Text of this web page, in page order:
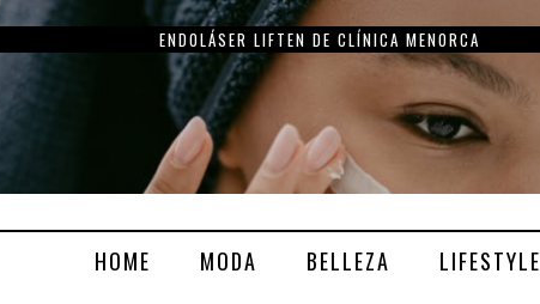
ENDOLÁSER LIFTEN DE CLÍNICA MENORCA
HOME MODA BELLEZA LIFESTYLE